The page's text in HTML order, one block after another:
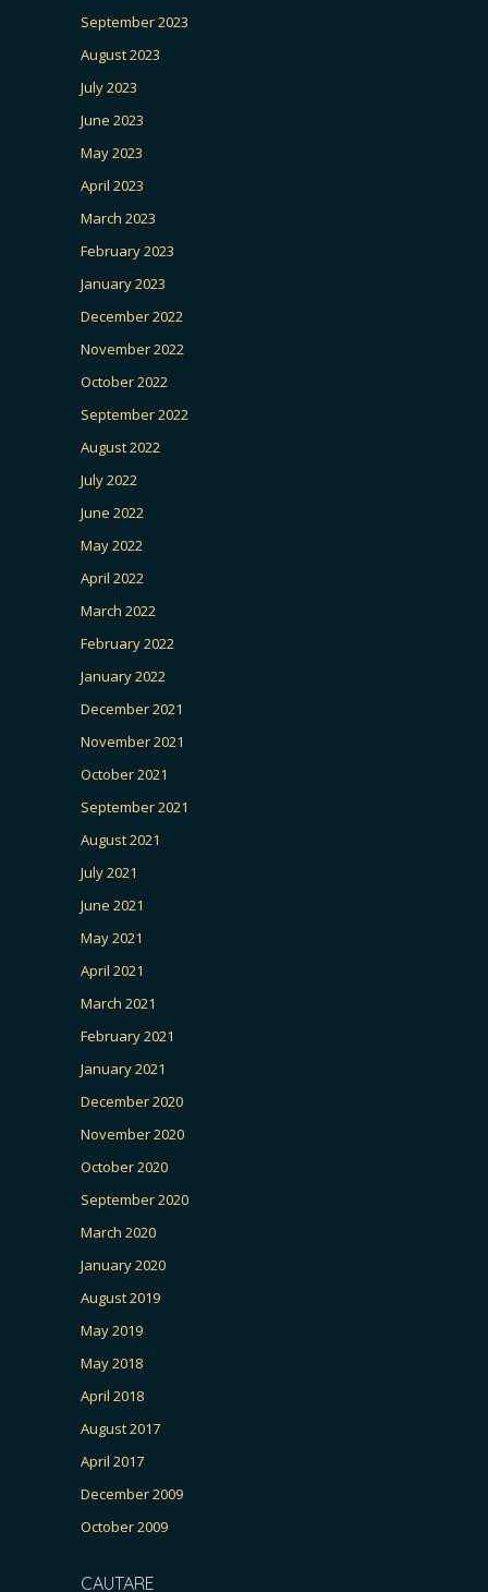
September 2023
August 2023
July 2023
June 2023
May 2023
April 2023
March 2023
February 2023
January 2023
December 2022
November 2022
October 2022
September 2022
August 2022
July 2022
June 2022
May 2022
April 2022
March 2022
February 2022
January 2022
December 2021
November 2021
October 2021
September 2021
August 2021
July 2021
June 2021
May 2021
April 2021
March 2021
February 2021
January 2021
December 2020
November 2020
October 2020
September 2020
March 2020
January 2020
August 2019
May 2019
May 2018
April 2018
August 2017
April 2017
December 2009
October 2009
CAUTARE